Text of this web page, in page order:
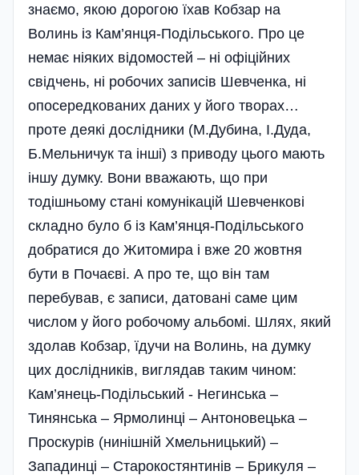
знаємо, якою дорогою їхав Кобзар на
Волинь із Кам’янця-Подільського. Про це
немає ніяких відомостей – ні офіційних
свідчень, ні робочих записів Шевченка, ні
опосередкованих даних у його творах…
проте деякі дослідники (М.Дубина, І.Дуда,
Б.Мельничук та інші) з приводу цього мають
іншу думку. Вони вважають, що при
тодішньому стані комунікацій Шевченкові
складно було б із Кам’янця-Подільського
добратися до Житомира і вже 20 жовтня
бути в Почаєві. А про те, що він там
перебував, є записи, датовані саме цим
числом у його робочому альбомі. Шлях, який
здолав Кобзар, їдучи на Волинь, на думку
цих дослідників, виглядав таким чином:
Кам’янець-Подільський - Негинська –
Тинянська – Ярмолинці – Антоновецька –
Проскурів (нинішній Хмельницький) –
Западинці – Старокостянтинів – Брикуля –